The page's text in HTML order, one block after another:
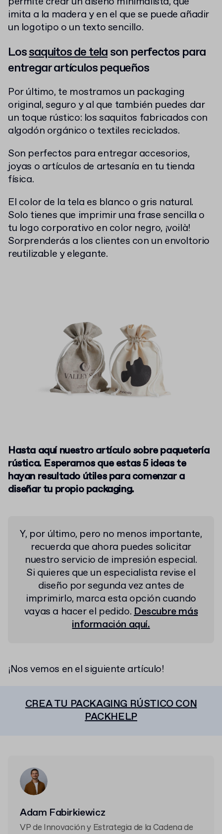
imita a la madera y en el que se puede añadir
un logotipo o un texto sencillo.
Lossaquitos de telason perfectos para
entregar artículos pequeños
Por último, te mostramos un packaging
original, seguro y al que también puedes dar
un toque rústico: los saquitos fabricados con
algodón orgánico o textiles reciclados.
Son perfectos para entregar accesorios,
joyas o artículos de artesanía en tu tienda
física.
El color de la tela es blanco o gris natural.
Solo tienes que imprimir una frase sencilla o
tu logo corporativo en color negro, ¡voilà!
Sorprenderás a los clientes con un envoltorio
reutilizable y elegante.
Hasta aquí nuestro artículo sobre paquetería
rústica. Esperamos que estas 5 ideas te
hayan resultado útiles para comenzar a
diseñar tu propio packaging.
Y, por último, pero no menos importante,
recuerda que ahora puedes solicitar
nuestro servicio de impresión especial.
Si quieres que un especialista revise el
diseño por segunda vez antes de
imprimirlo, marca esta opción cuando
vayas a hacer el pedido.Descubre más
información aquí.
¡Nos vemos en el siguiente artículo!
CREA TU PACKAGING RÚSTICO CON
PACKHELP
Adam Fabirkiewicz
VP de Innovación y Estrategia de la Cadena de